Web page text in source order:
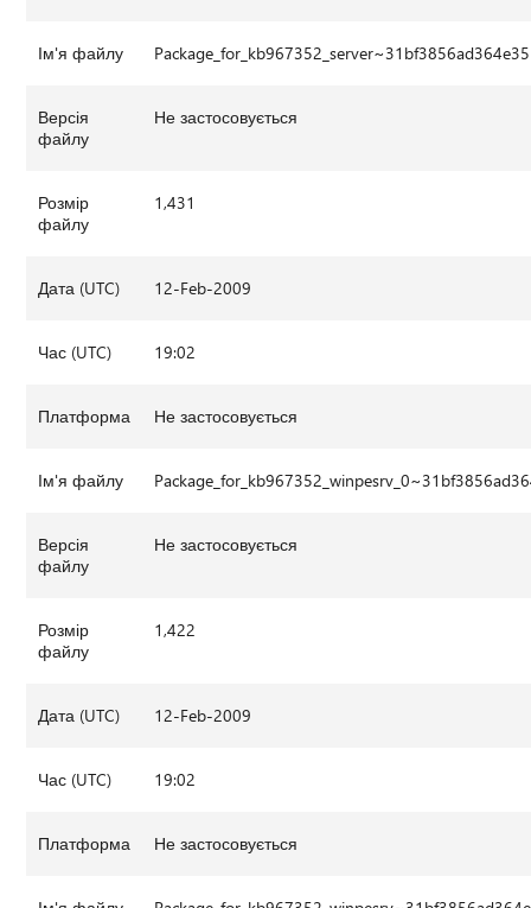
Ім'я файлу
Версія
файлу
Не застосовується
Розмір
файлу
1,431
Дата (UTC) 12-Feb-2009
Час (UTC) 19:02
Платформа Не застосовується
Ім'я файлу
Версія
файлу
Не застосовується
Розмір
файлу
1,422
Дата (UTC) 12-Feb-2009
Час (UTC) 19:02
Платформа Не застосовується